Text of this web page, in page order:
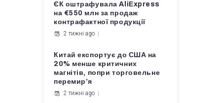
ЄК оштрафувала AliExpress
на €550 млн за продаж
контрафактної продукції
2 тижні ago
Китай експортує до США на
20% менше критичних
магнітів, попри торговельне
перемир’я
2 тижні ago